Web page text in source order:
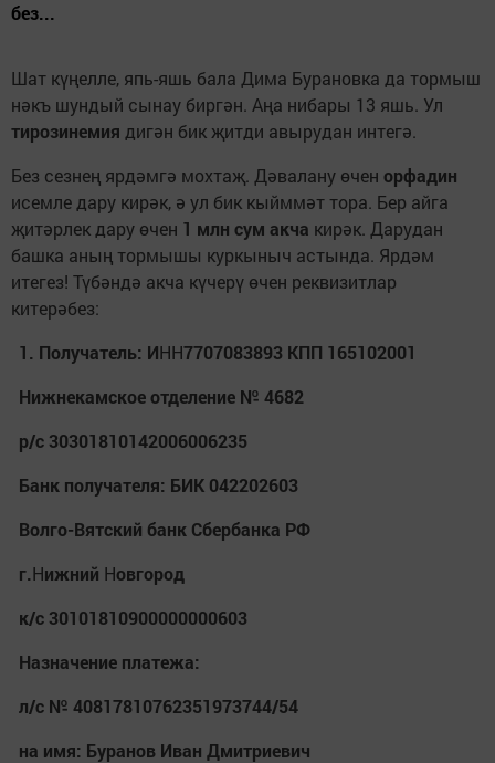
без...
Шат күңелле, япь-яшь бала Дима Бурановка да тор­мыш
нәкъ шундый сынау биргән. Аңа нибары 13 яшь. Ул
тирозинемия дигән бик җитди авырудан интегә.
Без сезнең ярдәмгә мохтаҗ. Дәвалану өчен орфа­дин
исемле дару кирәк, ә ул бик кыйммәт тора. Бер айга
җитәрлек дару өчен 1 млн сум акча кирәк. Да­рудан
башка аның тормышы куркыныч астында. Ярдәм
итегез! Түбәндә акча күчерү өчен реквизитлар
китерәбез:
1. Получатель: ИНН7707083893 КПП 165102001
Нижнекамское отделение № 4682
р/с 30301810142006006235
Банк получателя: БИК 042202603
Волго-Вятский банк Сбербанка РФ
г.Нижний Новгород
к/с 30101810900000000603
Назначение платежа:
л/с № 40817810762351973744/54
на имя: Буранов Иван Дмитриевич